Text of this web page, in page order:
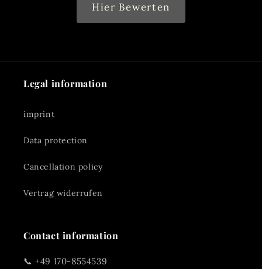
Hier Bewerten
Legal information
imprint
Data protection
Cancellation policy
Vertrag widerrufen
Contact information
📞 +49 170-8554539